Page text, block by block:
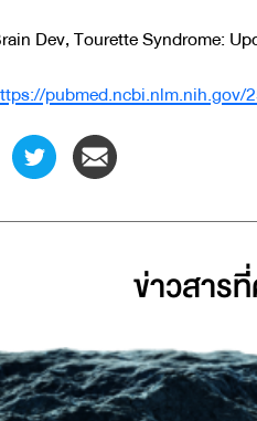
Dev, Tourette Syndrome:
pubmed.ncbi.nlm.nih.gov/
ข่าวสาร